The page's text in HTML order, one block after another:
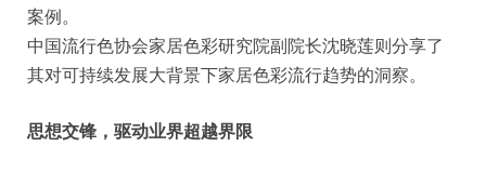
案例。
中国流行色协会家居色彩研究院副院长沈晓莲则分享了
其对可持续发展大背景下家居色彩流行趋势的洞察。
思想交锋，驱动业界超越界限